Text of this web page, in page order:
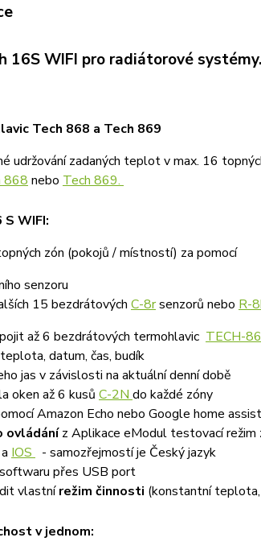
16S WIFI pro radiátorové systémy.
Tech 868 a Tech 869
udržování zadaných teplot v max. 16
868 nebo Tech 869.
WIFI:
zón (pokojů / místností) za pomocí
senzoru
15 bezdrátových C-8rsenzorů nebo R-
až 6 bezdrátových termohlavic TECH-
datum, čas, budík
jas v závislosti na aktuální denní době
oken až 6 kusů C-2N do každé zóny
Amazon Echo nebo Google home
ovládáníz Aplikace eModul testovací režim
a IOS
- samozřejmostí je Český jazyk
přes USB port
vlastnírežim činnosti (konstantní teplota,
v jednom: